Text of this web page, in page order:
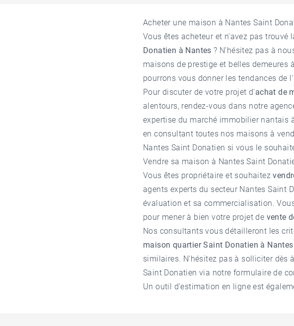
Acheter une maison à Nantes Saint
Vous êtes acheteur et n'avez pas trouvé
Donatien à Nantes ? N'hésitez pas à
maisons de prestige et belles demeures
pourrons vous donner les tendances de l'
Pour discuter de votre projet d'achat de
alentours, rendez-vous dans notre
expertise du marché immobilier nantais
en consultant toutes nos maisons à
Nantes Saint Donatien si vous le
Vendre sa maison à Nantes Saint
Vous êtes propriétaire et souhaitez
agents experts du secteur Nantes Saint
évaluation et sa commercialisation.
pour mener à bien votre projet de vente
Nos consultants vous détailleront les
maison quartier Saint Donatien à Nantes
similaires. N'hésitez pas à solliciter dès
Saint Donatien via notre formulaire de
Un outil d'estimation en ligne est